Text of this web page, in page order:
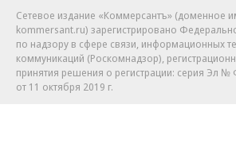
Сетевое издание «Коммерсантъ» (доменное
kommersant.ru) зарегистрировано
по надзору в сфере связи, информационных
коммуникаций (Роскомнадзор),
принятия решения о регистрации: серия Эл №
от 11 октября 2019 г.